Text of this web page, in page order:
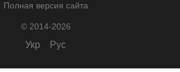
Полная версия сайта
© 2014-2026
Укр Рус